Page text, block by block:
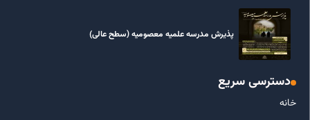
پذیرش مدرسه علمیه معصومیه‌ (سطح عالی)
دسترسی سریع
خانه